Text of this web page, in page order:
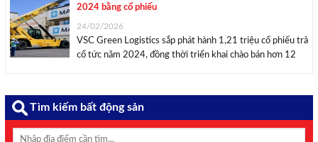
2024 bằng cổ phiếu
24/02/2026
VSC Green Logistics sắp phát hành 1,21 triệu cổ phiếu trả
cổ tức năm 2024, đồng thời triển khai chào bán hơn 12
Tìm kiếm bất động sản